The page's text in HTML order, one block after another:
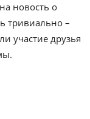
новость о
тривиально –
участие друзья